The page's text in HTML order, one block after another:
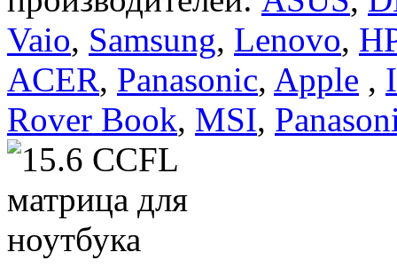
Vaio, Samsung, Lenovo,
ACER, Panasonic, Apple ,
Rover Book, MSI,